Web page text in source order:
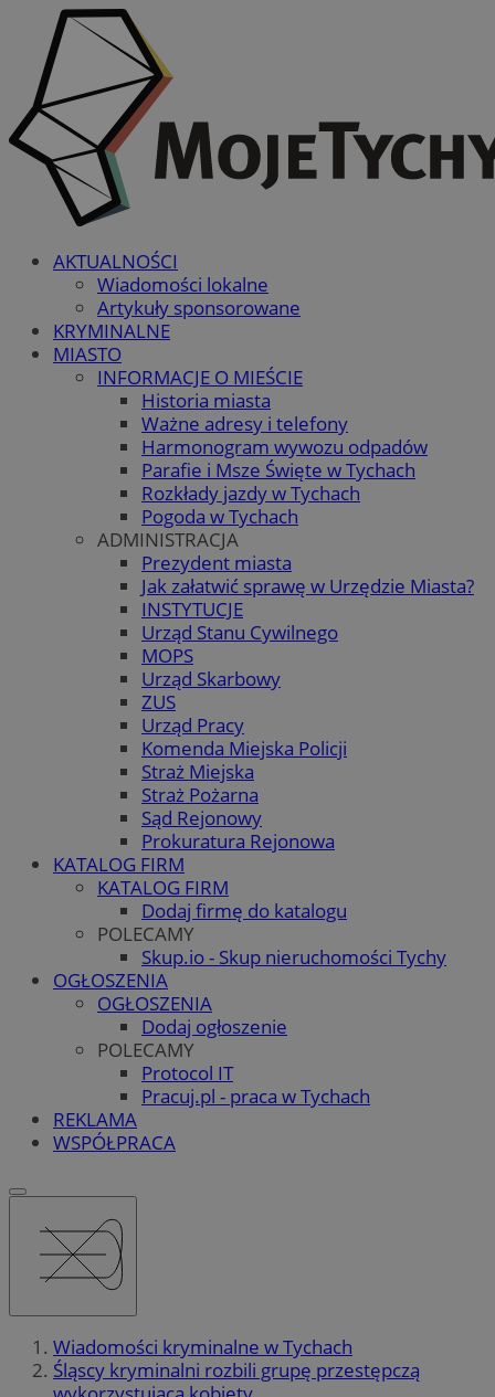
AKTUALNOŚCI
Wiadomości lokalne
Artykuły sponsorowane
KRYMINALNE
MIASTO
INFORMACJE O MIEŚCIE
Historia miasta
Ważne adresy i telefony
Harmonogram wywozu odpadów
Parafie i Msze Święte w Tychach
Rozkłady jazdy w Tychach
Pogoda w Tychach
ADMINISTRACJA
Prezydent miasta
Jak załatwić sprawę w Urzędzie Miasta?
INSTYTUCJE
Urząd Stanu Cywilnego
MOPS
Urząd Skarbowy
ZUS
Urząd Pracy
Komenda Miejska Policji
Straż Miejska
Straż Pożarna
Sąd Rejonowy
Prokuratura Rejonowa
KATALOG FIRM
KATALOG FIRM
Dodaj firmę do katalogu
POLECAMY
Skup.io - Skup nieruchomości Tychy
OGŁOSZENIA
OGŁOSZENIA
Dodaj ogłoszenie
POLECAMY
Protocol IT
Pracuj.pl - praca w Tychach
REKLAMA
WSPÓŁPRACA
Wiadomości kryminalne w Tychach
Śląscy kryminalni rozbili grupę przestępczą